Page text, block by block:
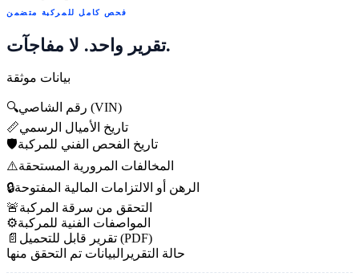
فحص كامل للمركبة متضمن
تقرير واحد. لا مفاجآت.
بيانات موثقة
🔍
رقم الشاصي (VIN)
📏تاريخ الأميال الرسمي
🛡️تاريخ الفحص الفني للمركبة
⚠️المخالفات المرورية المستحقة
🔒الرهن أو الالتزامات المالية المفتوحة
🚨التحقق من سرقة المركبة
⚙️المواصفات الفنية للمركبة
📄
تقرير قابل للتحميل (PDF)
حالة التقرير البيانات تم التحقق منها